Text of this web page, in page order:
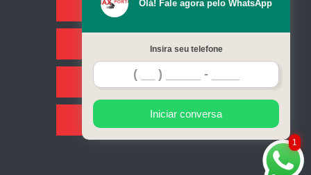
Missão
Serviços
Contato
Mapa do site
1
Olá! Fale agora pelo WhatsApp
Insira seu telefone
Iniciar conversa